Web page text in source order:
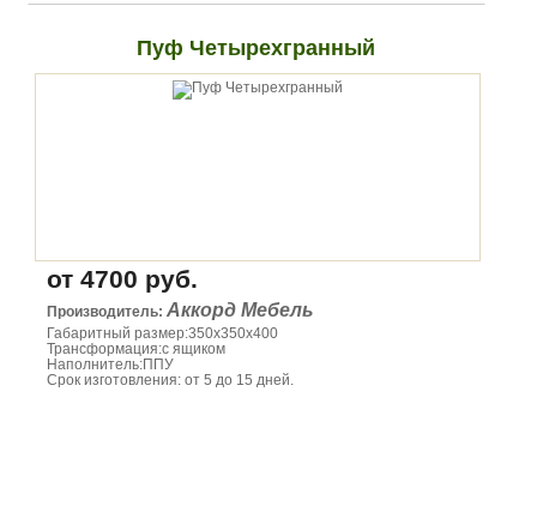
Пуф Четырехгранный
от 4700 руб.
Производитель: Аккорд Мебель
Габаритный размер:350х350х400
Трансформация:с ящиком
Наполнитель:ППУ
Срок изготовления: от 5 до 15 дней.